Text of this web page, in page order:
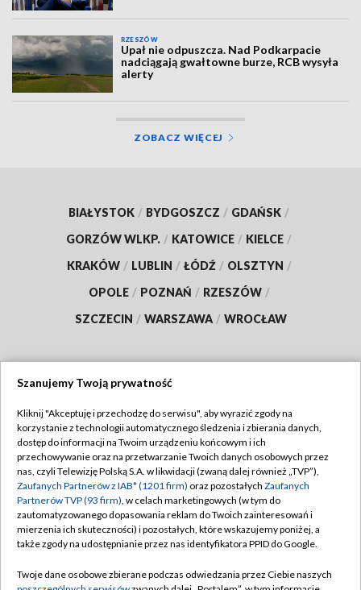
RZESZÓW
Upał nie odpuszcza. Nad Podkarpacie
nadciągają gwałtowne burze, RCB wysyła
alerty
ZOBACZ WIĘCEJ
BIAŁYSTOK / BYDGOSZCZ / GDAŃSK /
GORZÓW WLKP. / KATOWICE / KIELCE /
KRAKÓW / LUBLIN / ŁÓDŹ / OLSZTYN /
OPOLE / POZNAŃ / RZESZÓW /
SZCZECIN / WARSZAWA / WROCŁAW
TVP
Abonament TVP
Emisja w TVP
Centrum informacji TVP
Naziemna Telewizja Cyfrowa
Rada Programowa
Regulamin TVP
Polityka prywatności
Moje zgody
Pomoc
Szanujemy Twoją prywatność
Kliknij "Akceptuję i przechodzę do serwisu", aby wyrazić zgody na
korzystanie z technologii automatycznego śledzenia i zbierania danych,
dostęp do informacji na Twoim urządzeniu końcowym i ich
przechowywanie oraz na przetwarzanie Twoich danych osobowych przez
nas, czyli Telewizję Polską S.A. w likwidacji (zwaną dalej również „TVP”),
Zaufanych Partnerów z IAB* (1201 firm) oraz pozostałych Zaufanych
Partnerów TVP (93 firm), w celach marketingowych (w tym do
zautomatyzowanego dopasowania reklam do Twoich zainteresowań i
mierzenia ich skuteczności) i pozostałych, które wskazujemy poniżej, a
także zgody na udostępnianie przez nas identyfikatora PPID do Google.
Twoje dane osobowe zbierane podczas odwiedzania przez Ciebie naszych